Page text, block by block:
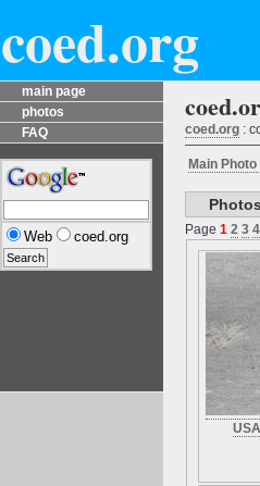
coed.org
main page
photos
FAQ
Web coed.org
coed.org :
Main Photo
Page 1 2 3 4